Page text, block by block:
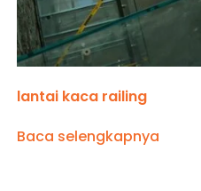
lantai kaca railing
Baca selengkapnya